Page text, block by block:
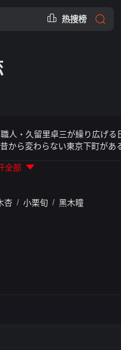
热搜榜
人・久留里卓三が繰り広げ
から変わらない東京下町があ
恋の相手であるゲストマドン
蓄ある街紹介と合わせて楽
な大人のラブストーリーをぜ
全部
杏 / 小栗旬 / 黑木瞳